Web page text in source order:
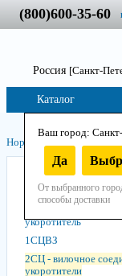
(800)600-35-60
Россия [Санкт-
Ваш город:
Да
От выбранного
способы доставки
Каталог
Нордком Стропы
1СЦ
укоротитель
1СЦВЗ
2СЦ - вилочное
укоротители